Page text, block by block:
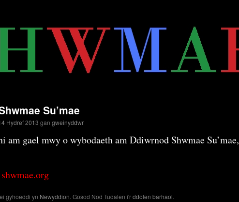
Su’mae
Hydref 2013 gan gweinyddwr
am gael mwy o wybodaeth am Ddiwrnod Shwmae Su’mae,
shwmae.org
gyhoeddi yn Newyddion. Gosod Nod Tudalen i'rddolen barhaol.